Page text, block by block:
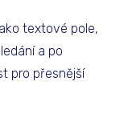
textové pole,
a po
pro přesnější